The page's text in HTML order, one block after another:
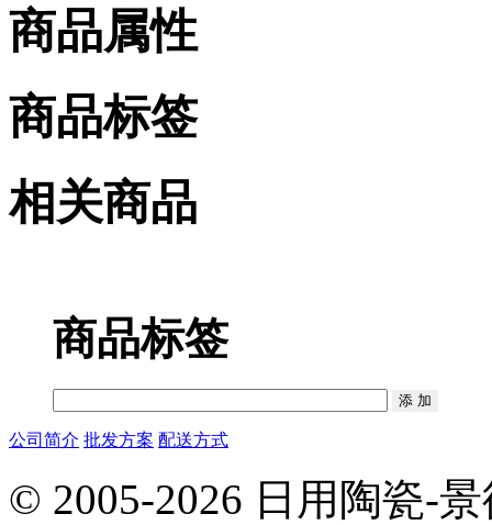
商品属性
商品标签
相关商品
商品标签
公司简介 批发方案 配送方式
© 2005-2026 日用陶瓷-